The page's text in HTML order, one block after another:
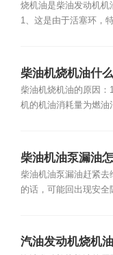
烧机油是柴油发动机机
1、这是由于活塞环，
柴油机烧机油什
柴油机烧机油的原因：
机的机油消耗量为燃油
柴油机油泵漏油
柴油机油泵漏油赶紧
的话，可能回出现安全
汽油发动机烧机